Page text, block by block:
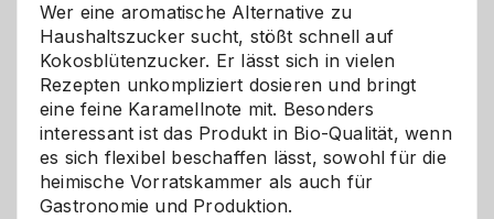
Wer eine aromatische Alternative zu
Haushaltszucker sucht, stößt schnell auf
Kokosblütenzucker. Er lässt sich in vielen
Rezepten unkompliziert dosieren und bringt
eine feine Karamellnote mit. Besonders
interessant ist das Produkt in Bio-Qualität, wenn
es sich flexibel beschaffen lässt, sowohl für die
heimische Vorratskammer als auch für
Gastronomie und Produktion.